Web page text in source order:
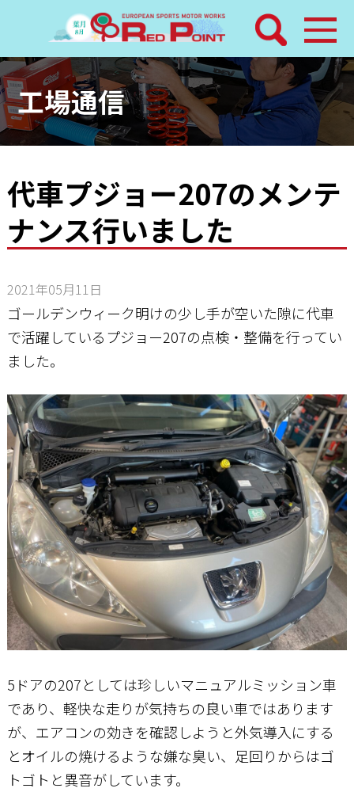
検索
ホーム
トピックス
レッドポイントパーツ
店舗案内
工場通信
お問い合わせ
工場通信
代車プジョー207のメンテ
ナンス行いました
2021年05月11日
ゴールデンウィーク明けの少し手が空いた隙に代車
で活躍しているプジョー207の点検・整備を行ってい
ました。
5ドアの207としては珍しいマニュアルミッション車
であり、軽快な走りが気持ちの良い車ではあります
が、エアコンの効きを確認しようと外気導入にする
とオイルの焼けるような嫌な臭い、足回りからはゴ
トゴトと異音がしています。